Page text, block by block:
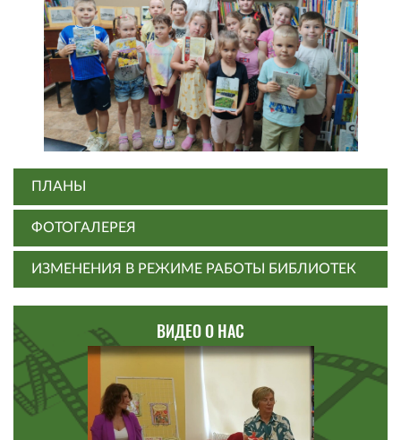
ПЛАНЫ
ФОТОГАЛЕРЕЯ
ИЗМЕНЕНИЯ В РЕЖИМЕ РАБОТЫ БИБЛИОТЕК
ВИДЕО О НАС